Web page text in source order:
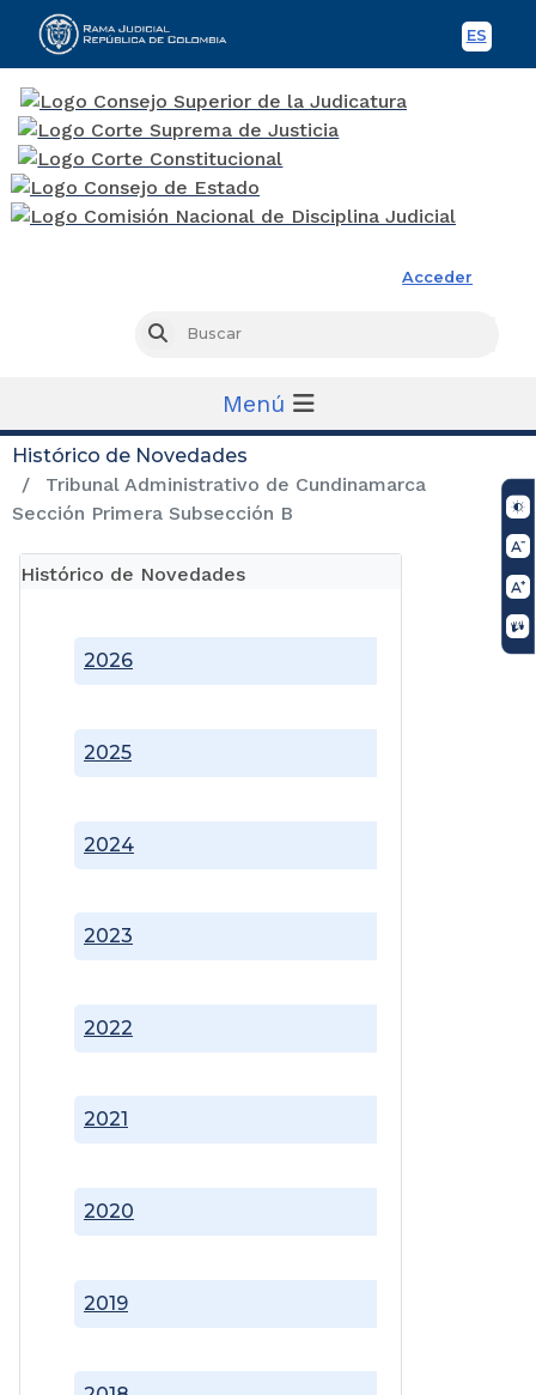
ES
Acceder
Buscar
Menú
Histórico de Novedades
Tribunal Administrativo de Cundinamarca
Sección Primera Subsección B
Histórico de Novedades
2019
2020
2021
2022
2023
2024
2025
2026